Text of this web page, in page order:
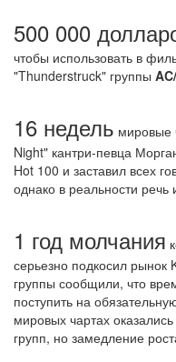
500 000
чтобы использовать в
"Thunderstruck" группы
16 недель мировые
Night" кантри-певца
Hot 100 и заставил всех
однако в реальности речь
1 год молчания
серьезно подкосил рынок
группы сообщили, что
поступить на
мировых чартах
групп, но замедление